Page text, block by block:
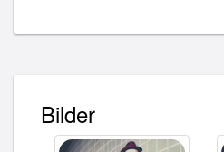
Bilder